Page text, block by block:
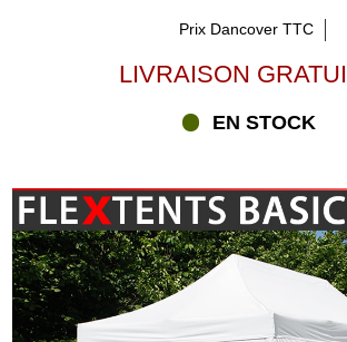
Prix Dancover TTC
LIVRAISON
EN STOCK